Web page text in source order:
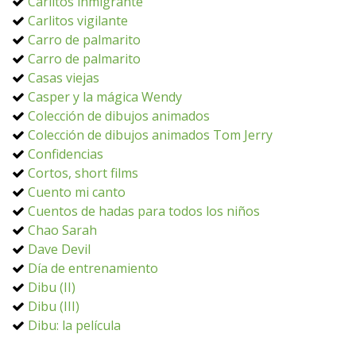
Carlitos vigilante
Carro de palmarito
Carro de palmarito
Casas viejas
Casper y la mágica Wendy
Colección de dibujos animados
Colección de dibujos animados Tom Jerry
Confidencias
Cortos, short films
Cuento mi canto
Cuentos de hadas para todos los niños
Chao Sarah
Dave Devil
Día de entrenamiento
Dibu (II)
Dibu (III)
Dibu: la película